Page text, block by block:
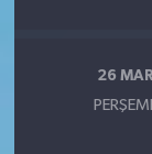
26